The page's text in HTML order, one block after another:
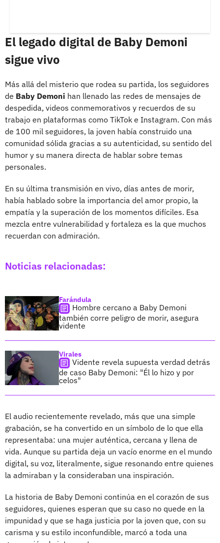
El legado digital de Baby Demoni
sigue vivo
Más allá del misterio que rodea su partida, los seguidores
de Baby Demoni han llenado las redes de mensajes de
despedida, videos conmemorativos y recuerdos de su
trabajo en plataformas como TikTok e Instagram. Con más
de 100 mil seguidores, la joven había construido una
comunidad sólida gracias a su autenticidad, su sentido del
humor y su manera directa de hablar sobre temas
personales.
En su última transmisión en vivo, días antes de morir,
había hablado sobre la importancia del amor propio, la
empatía y la superación de los momentos difíciles. Esa
mezcla entre vulnerabilidad y fortaleza es la que muchos
recuerdan con admiración.
Noticias relacionadas:
Farándula
Hombre cercano a Baby Demoni
también corre peligro de morir, asegura
vidente
Virales
Vidente revela supuesta verdad detrás
de caso Baby Demoni: "Él lo hizo y por
celos"
El audio recientemente revelado, más que una simple
grabación, se ha convertido en un símbolo de lo que ella
representaba: una mujer auténtica, cercana y llena de
vida. Aunque su partida deja un vacío enorme en el mundo
digital, su voz, literalmente, sigue resonando entre quienes
la admiraban y la consideraban una inspiración.
La historia de Baby Demoni continúa en el corazón de sus
seguidores, quienes esperan que su caso no quede en la
impunidad y que se haga justicia por la joven que, con su
carisma y su estilo inconfundible, marcó a toda una